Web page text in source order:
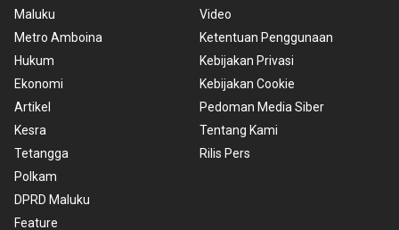
Maluku
Metro Amboina
Hukum
Ekonomi
Artikel
Kesra
Tetangga
Polkam
DPRD Maluku
Feature
Video
Ketentuan Penggunaan
Kebijakan Privasi
Kebijakan Cookie
Pedoman Media Siber
Tentang Kami
Rilis Pers